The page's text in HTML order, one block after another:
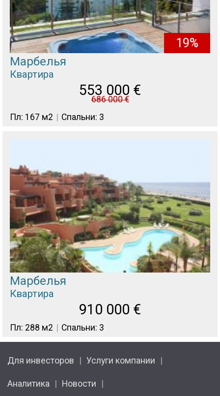
19%
Марбелья
Квартира
553 000 €
686 000€
Пл: 167 м2
Спальни: 3
Марбелья
Квартира
910 000 €
Пл: 288 м2 Спальни: 3
Для инвесторов Услуги компании
Аналитика Новости